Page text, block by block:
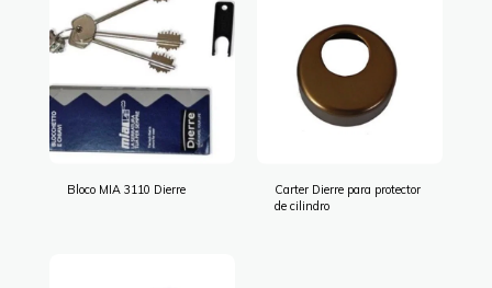
Bloco MIA 3110 Dierre
Carter Dierre para protector
de cilindro